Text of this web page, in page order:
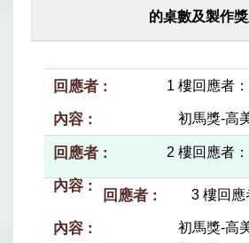
的桌數及製作獎
1 樓回應者
初馬獎-高
2 樓回應者
3 樓回應
初馬獎-高